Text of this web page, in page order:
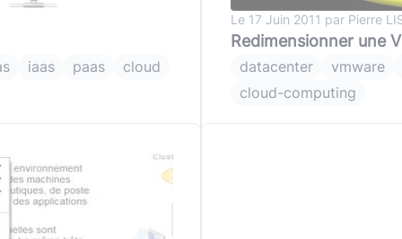
iaas paas cloud
Le 17 Juin 2011 par Pierre
Redimensionner une
datacenter vmware
cloud-computing